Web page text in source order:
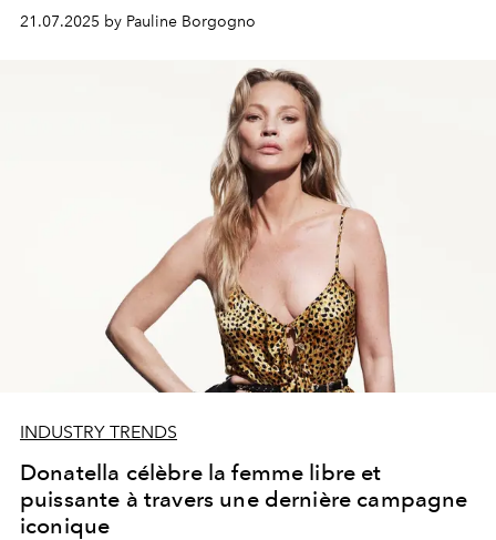
21.07.2025 by Pauline Borgogno
INDUSTRY TRENDS
Donatella célèbre la femme libre et
puissante à travers une dernière campagne
iconique